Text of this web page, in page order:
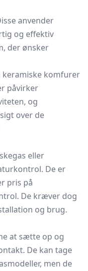
anvender
og effektiv
der ønsker
keramiske komfurer
påvirker
og
over de
eller
De er
pris på
De kræver dog
og brug.
at sætte op og
De kan tage
men de